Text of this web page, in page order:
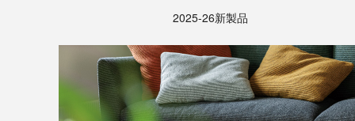
2025-26新製品